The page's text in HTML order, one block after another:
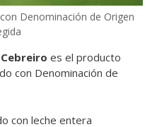
Denominación de Origen
es el producto
con Denominación de
con leche entera